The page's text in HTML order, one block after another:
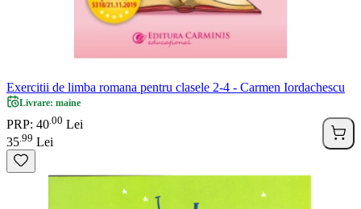
Exercitii de limba romana pentru clasele 2-4 - Carmen Iordachescu
Livrare: maine
PRP: 40 00 Lei
35 99 Lei